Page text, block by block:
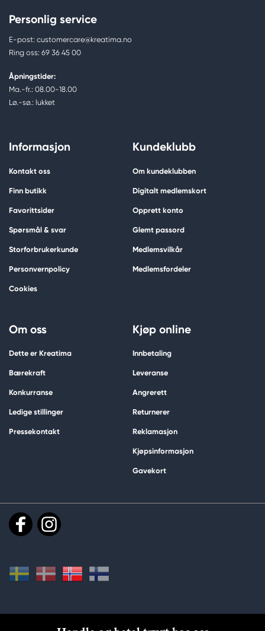
Personlig service
E-post: customercare@kreatima.no
Ring oss: 69 36 45 00
Åpningstider:
Ma.-fr.: 08.00-18.00
Lø.-sø.: lukket
Informasjon
Kontakt oss
Finn butikk
Favorittsider
Spørsmål & svar
Storforbrukerkunde
Personvernpolicy
Cookies
Kundeklubb
Om kundeklubben
Digitalt medlemskort
Opprett konto
Glemt passord
Medlemsvilkår
Medlemsfordeler
Om oss
Dette er Kreatima
Bærekraft
Konkurranse
Ledige stillinger
Pressekontakt
Kjøp online
Innbetaling
Leveranse
Angrerett
Returnerer
Reklamasjon
Kjøpsinformasjon
Gavekort